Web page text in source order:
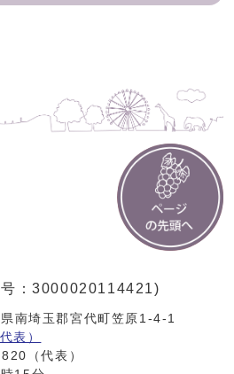
号：3000020114421)
南埼玉郡宮代町笠原1-4-1
表）
（代表）